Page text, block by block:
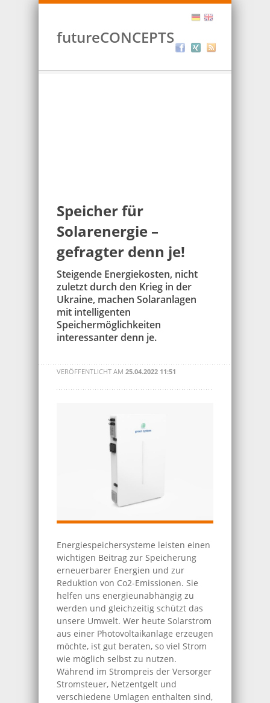
futureCONCEPTS
Speicher für
Solarenergie –
gefragter denn je!
Steigende Energiekosten, nicht
zuletzt durch den Krieg in der
Ukraine, machen Solaranlagen
mit intelligenten
Speichermöglichkeiten
interessanter denn je.
VERÖFFENTLICHT AM 25.04.2022 11:51
Energiespeichersysteme leisten einen
wichtigen Beitrag zur Speicherung
erneuerbarer Energien und zur
Reduktion von Co2-Emissionen. Sie
helfen uns energieunabhängig zu
werden und gleichzeitig schützt das
unsere Umwelt. Wer heute Solarstrom
aus einer Pho­to­vol­ta­ik­an­la­ge erzeugen
möchte, ist gut beraten, so viel Strom
wie möglich selbst zu nutzen.
Während im Strompreis der Versorger
Stromsteuer, Netzentgelt und
verschiedene Umlagen enthalten sind,